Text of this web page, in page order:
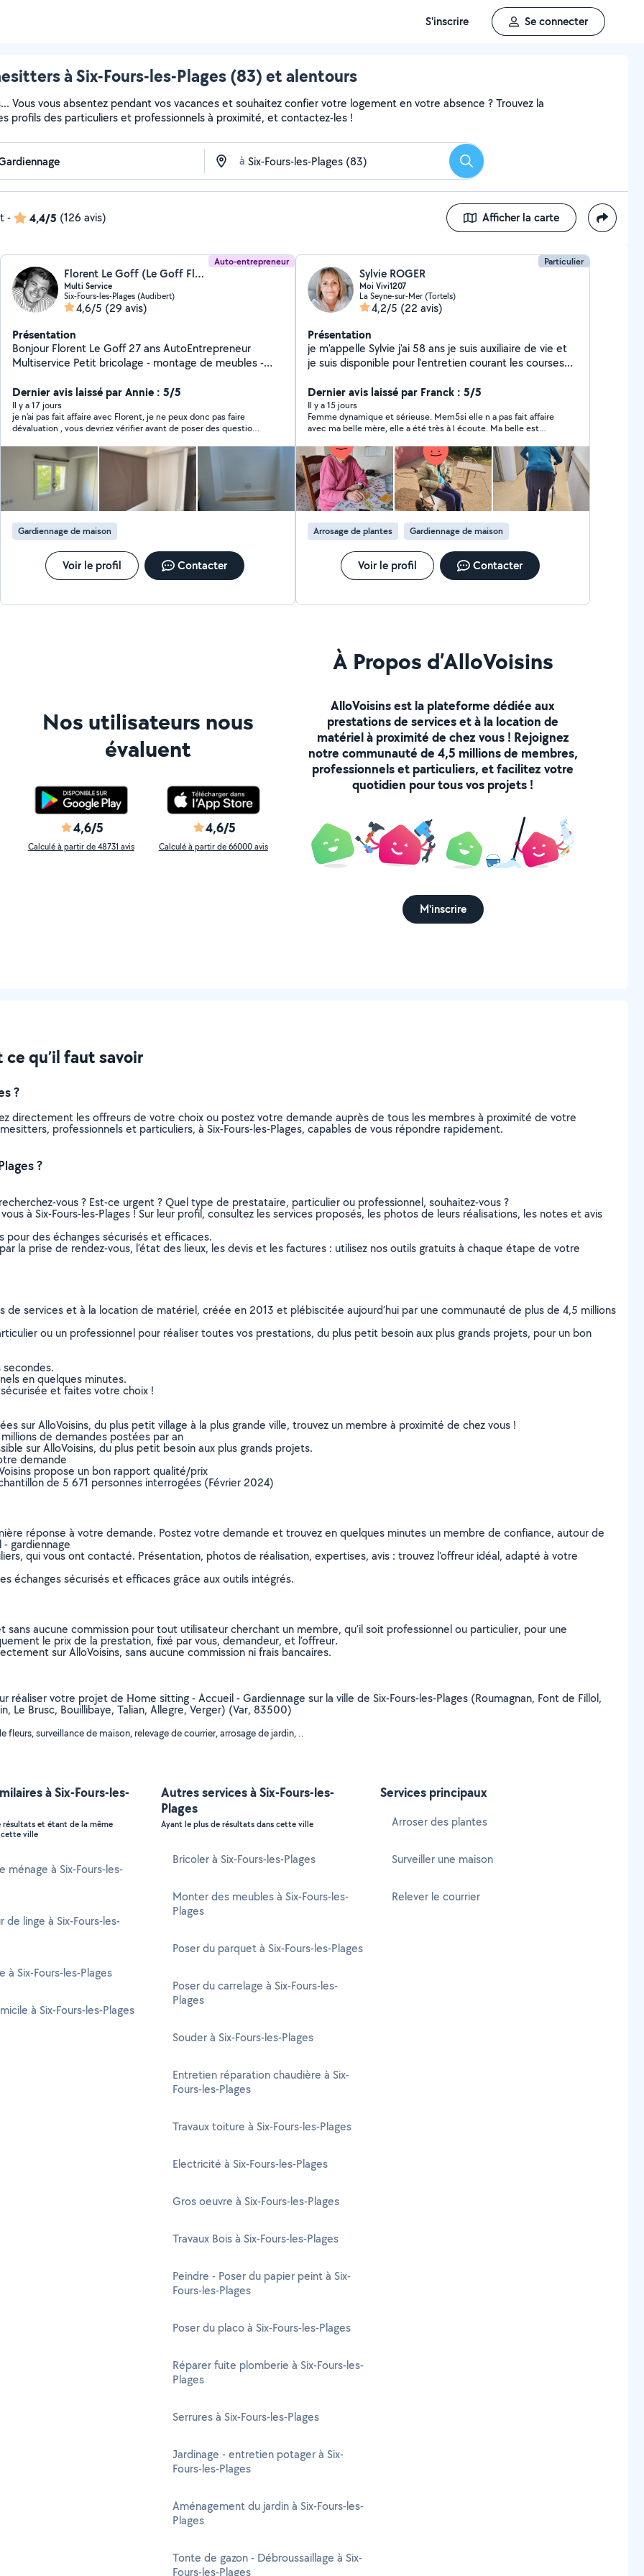
S'inscrire Se connecter
à Six-Fours-les-Plages (83) et alentours
Vous vous absentez pendant vos vacances et souhaitez confier votre logement en votre absence ? Trouvez la
profils des particuliers et professionnels à proximité, et contactez-les !
à Rechercher
- 4,4/5 (126 avis) Afficher la carte
Auto-entrepreneur
Florent Le Goff (Le Goff Florent)
Multi Service
Six-Fours-les-Plages (Audibert)
4,6/5 (29 avis)
Présentation
Bonjour Florent Le Goff 27 ans AutoEntrepreneur
Multiservice Petit bricolage - montage de meubles -
et autres Sérieux et motivé, n'hésitez pas à me
contacter
Dernier avis laissé par Annie : 5/5
Il y a 17 jours
je n'ai pas fait affaire avec Florent, je ne peux donc pas faire
dévaluation , vous devriez vérifier avant de poser des questions
Gardiennage de maison
Voir le profil Contacter
Particulier
Sylvie ROGER
Moi Vivi1207
La Seyne-sur-Mer (Tortels)
4,2/5 (22 avis)
Présentation
je m'appelle Sylvie j'ai 58 ans je suis auxiliaire de vie et
je suis disponible pour l'entretien courant les courses
midi le soir surveillance nuit et disponible le week-end
j'ai gardée ma grand mère alzeimer pendant 2 ans à
mon domicile et elle s'est éteinte pendant son goûter
je suis également maman de 3 grands enfants et déjà
gardé des enfants alors je suis disponible pour du baby
sitting à votre domicile où chez moi n'hésitez à me
poser toutes questions complémentaires je serais
enchantée d'y répondre merci
Dernier avis laissé par Franck : 5/5
Il y a 15 jours
Femme dynamique et sérieuse. Mem5si elle n a pas fait affaire
avec ma belle mère, elle a été très à l écoute. Ma belle est
Arrosage de plantes Gardiennage de maison
Voir le profil Contacter
Nos utilisateurs nous
évaluent
4,6/5
Calculé à partir de 48731 avis
4,6/5
Calculé à partir de 66000 avis
À Propos d’AlloVoisins
AlloVoisins est la plateforme dédiée aux
prestations de services et à la location de
matériel à proximité de chez vous ! Rejoignez
notre communauté de 4,5 millions de membres,
professionnels et particuliers, et facilitez votre
quotidien pour tous vos projets !
M'inscrire
qu’il faut savoir
?
directement les offreurs de votre choix ou postez votre demande auprès de tous les membres à proximité de votre
professionnels et particuliers, à Six-Fours-les-Plages, capables de vous répondre rapidement.
?
vous ? Est-ce urgent ? Quel type de prestataire, particulier ou professionnel, souhaitez-vous ?
à Six-Fours-les-Plages ! Sur leur profil, consultez les services proposés, les photos de leurs réalisations, les notes et avis
pour des échanges sécurisés et efficaces.
la prise de rendez-vous, l’état des lieux, les devis et les factures : utilisez nos outils gratuits à chaque étape de votre
de services et à la location de matériel, créée en 2013 et plébiscitée aujourd’hui par une communauté de plus de 4,5 millions
ou un professionnel pour réaliser toutes vos prestations, du plus petit besoin aux plus grands projets, pour un bon
secondes.
en quelques minutes.
et faites votre choix !
sur AlloVoisins, du plus petit village à la plus grande ville, trouvez un membre à proximité de chez vous !
de demandes postées par an
sur AlloVoisins, du plus petit besoin aux plus grands projets.
demande
propose un bon rapport qualité/prix
de 5 671 personnes interrogées (Février 2024)
réponse à votre demande. Postez votre demande et trouvez en quelques minutes un membre de confiance, autour de
gardiennage
qui vous ont contacté. Présentation, photos de réalisation, expertises, avis : trouvez l'offreur idéal, adapté à votre
échanges sécurisés et efficaces grâce aux outils intégrés.
aucune commission pour tout utilisateur cherchant un membre, qu’il soit professionnel ou particulier, pour une
le prix de la prestation, fixé par vous, demandeur, et l’offreur.
sur AlloVoisins, sans aucune commission ni frais bancaires.
votre projet de Home sitting - Accueil - Gardiennage sur la ville de Six-Fours-les-Plages (Roumagnan, Font de Fillol,
Le Brusc, Bouillibaye, Talian, Allegre, Verger) (Var, 83500)
surveillance de maison, relevage de courrier, arrosage de jardin, ..
à Six-Fours-les-
résultats et étant de la même
ville
ménage à Six-Fours-les-
de linge à Six-Fours-les-
à Six-Fours-les-Plages
à Six-Fours-les-Plages
Autres services à Six-Fours-les-
Plages
Ayant le plus de résultats dans cette ville
Bricoler à Six-Fours-les-Plages
Monter des meubles à Six-Fours-les-
Plages
Poser du parquet à Six-Fours-les-Plages
Poser du carrelage à Six-Fours-les-
Plages
Souder à Six-Fours-les-Plages
Entretien réparation chaudière à Six-
Fours-les-Plages
Travaux toiture à Six-Fours-les-Plages
Electricité à Six-Fours-les-Plages
Gros oeuvre à Six-Fours-les-Plages
Travaux Bois à Six-Fours-les-Plages
Peindre - Poser du papier peint à Six-
Fours-les-Plages
Poser du placo à Six-Fours-les-Plages
Réparer fuite plomberie à Six-Fours-les-
Plages
Serrures à Six-Fours-les-Plages
Jardinage - entretien potager à Six-
Fours-les-Plages
Aménagement du jardin à Six-Fours-les-
Plages
Tonte de gazon - Débroussaillage à Six-
Fours-les-Plages
Services principaux
Arroser des plantes
Surveiller une maison
Relever le courrier